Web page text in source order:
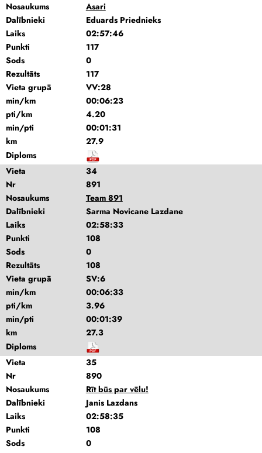
Nosaukums
Asari
Dalībnieki
Eduards Priednieks
Laiks
02:57:46
Punkti
117
Sods
0
Rezultāts
117
Vieta grupā
VV:28
min/km
00:06:23
pti/km
4.20
min/pti
00:01:31
km
27.9
Diploms
Vieta
34
Nr
891
Nosaukums
Team 891
Dalībnieki
Sarma Novicane Lazdane
Laiks
02:58:33
Punkti
108
Sods
0
Rezultāts
108
Vieta grupā
SV:6
min/km
00:06:33
pti/km
3.96
min/pti
00:01:39
km
27.3
Diploms
Vieta
35
Nr
890
Nosaukums
Rīt būs par vēlu!
Dalībnieki
Janis Lazdans
Laiks
02:58:35
Punkti
108
Sods
0